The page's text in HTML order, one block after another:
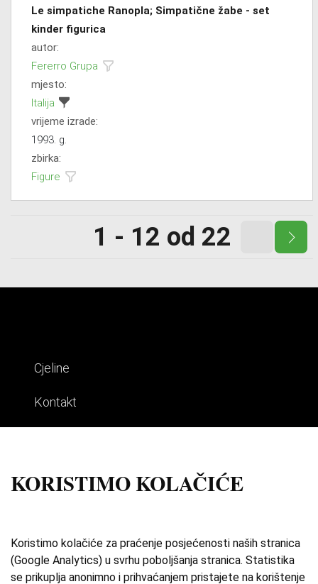
Le simpatiche Ranopla; Simpatične žabe - set
kinder figurica
autor:
Fererro Grupa
mjesto:
Italija
vrijeme izrade:
1993. g.
zbirka:
Figure
1 - 12 od 22
Cjeline
Kontakt
O zbirci
Katalog
KORISTIMO KOLAČIĆE
Koristimo kolačiće za praćenje posjećenosti naših stranica
(Google Analytics) u svrhu poboljšanja stranica. Statistika
se prikuplja anonimno i prihvaćanjem pristajete na korištenje